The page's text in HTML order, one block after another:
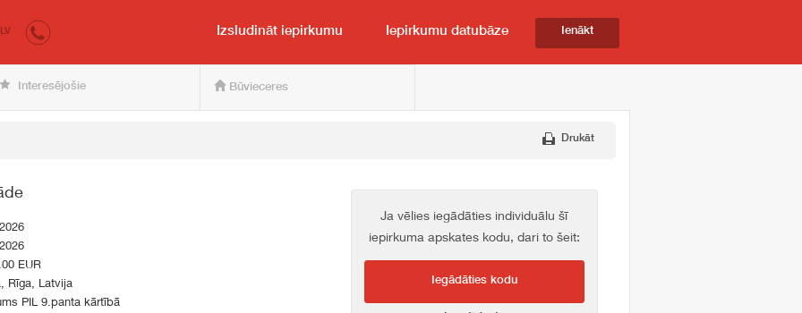
pircējam un pārdevējam
LV Izsludināt iepirkumu Iepirkumu datubāze Ienākt
Interesējošie Būvieceres
Drukāt
EUR
Rīga, Latvija
PIL 9.panta kārtībā
Ja vēlies iegādāties individuālu šī
iepirkuma apskates kodu, dari to šeit:
Iegādāties kodu